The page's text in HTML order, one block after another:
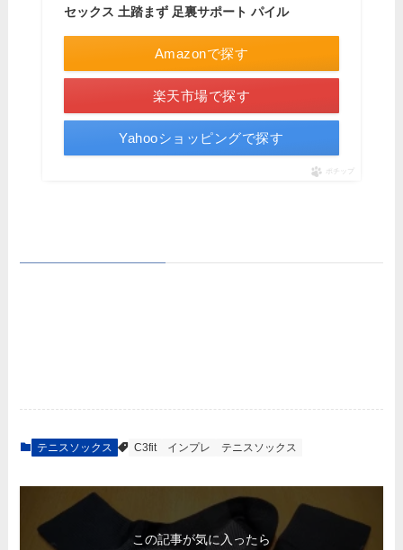
セックス 土踏まず 足裏サポート パイル
Amazonで探す
楽天市場で探す
Yahooショッピングで探す
ポチップ
テニスソックス C3fit インプレ テニスソックス
この記事が気に入ったら